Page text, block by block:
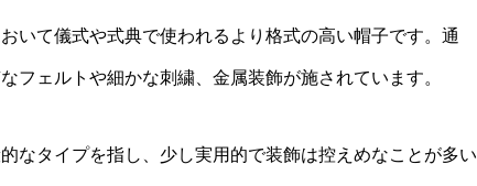
いて儀式や式典で使われるより格式の高い帽子です。通
フェルトや細かな刺繍、金属装飾が施されています。
なタイプを指し、少し実用的で装飾は控えめなことが多い